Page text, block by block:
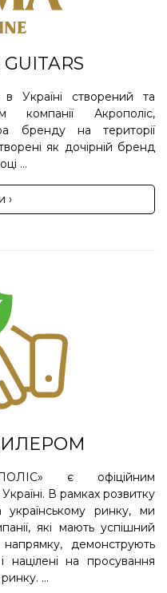
Україні створений та
компанії Акрополіс,
бренду на території
як дочірній бренд
...
›
є офіційним
В рамках розвитку
ринку, ми
які мають успішний
демонструють
націлені на просування
...